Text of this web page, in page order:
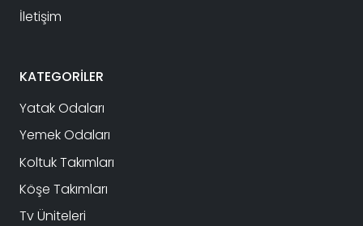
İletişim
KATEGORİLER
Yatak Odaları
Yemek Odaları
Koltuk Takımları
Köşe Takımları
Tv Üniteleri